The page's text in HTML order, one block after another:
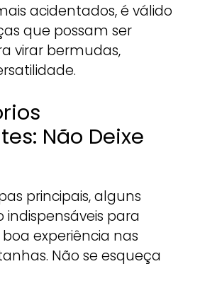
acidentados, é válido
que possam ser
virar bermudas,
Não Deixe
principais, alguns
indispensáveis para
experiência nas
Não se esqueça